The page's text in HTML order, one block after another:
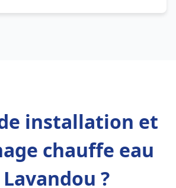
installation et
chauffe eau
Lavandou ?